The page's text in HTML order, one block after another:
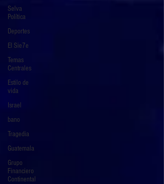
Selva
Política
Deportes
El Sie7e
Temas
Centrales
Estilo de
vida
Israel
bano
Tragedia
Guatemala
Grupo
Financiero
Continental